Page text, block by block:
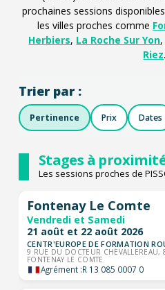
prochaines sessions
les villes proches comme
Herbiers, La Roche Sur Yon,
Riez.
Trier par :
Pertinence Prix Dates
Stages à
Les sessions proches de
Fontenay Le Comte
Vendredi et Samedi
21 août et 22 août 2026
CENTR'EUROPE DE FORMATION
9 RUE DU DOCTEUR CHEVALLEREAU,
FONTENAY LE COMTE
Agrément :R 13 085 0007 0